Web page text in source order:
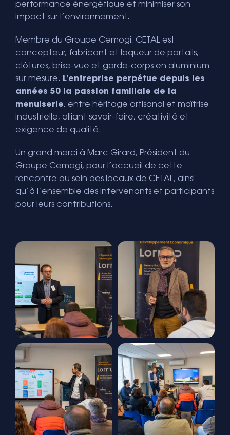
performance énergétique et minimiser son
impact sur l’environnement.
Membre du Groupe Cemogi, CETAL est
concepteur, fabricant et laqueur de portails,
clôtures, brise-vue et garde-corps en aluminium
sur mesure. L’entreprise perpétue depuis les
années 50 la passion familiale de la
menuiserie, entre héritage artisanal et maîtrise
industrielle, alliant savoir-faire, créativité et
exigence de qualité.
Un grand merci à Marc Girard, Président du
Groupe Cemogi, pour l’accueil de cette
rencontre au sein des locaux de CETAL, ainsi
qu’à l’ensemble des intervenants et participants
pour leurs contributions.